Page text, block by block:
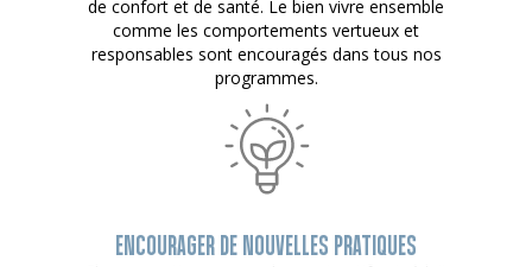
de confort et de santé. Le bien vivre ensemble
comme les comportements vertueux et
responsables sont encouragés dans tous nos
programmes.
ENCOURAGER DE NOUVELLES PRATIQUES